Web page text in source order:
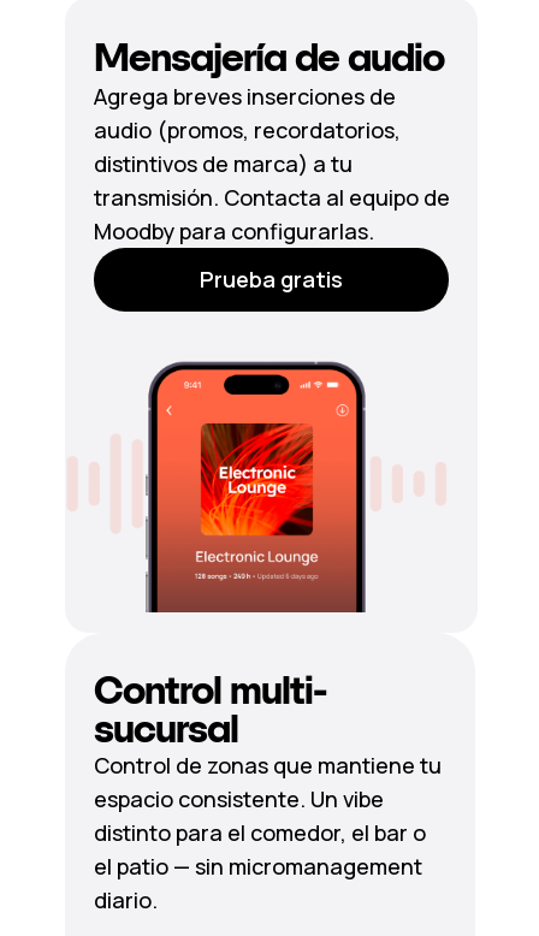
Mensajería de audio
Agrega breves inserciones de
audio (promos, recordatorios,
distintivos de marca) a tu
transmisión. Contacta al equipo de
Moodby para configurarlas.
Prueba gratis
Control multi-
sucursal
Control de zonas que mantiene tu
espacio consistente. Un vibe
distinto para el comedor, el bar o
el patio — sin micromanagement
diario.